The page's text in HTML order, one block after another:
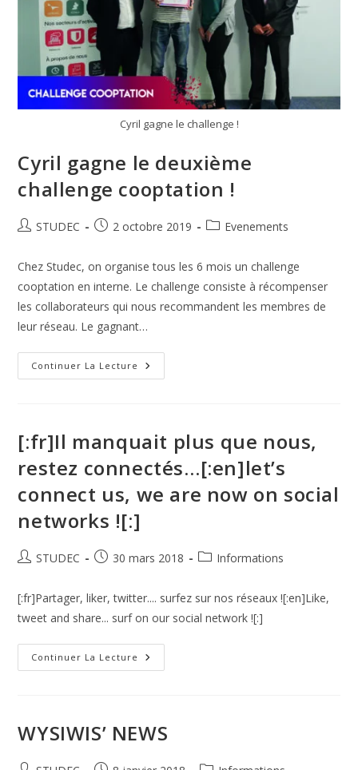
Cyril gagne le challenge !
Cyril gagne le deuxième
challenge cooptation !
STUDEC 2 octobre 2019 Evenements
Chez Studec, on organise tous les 6 mois un challenge
cooptation en interne. Le challenge consiste à récompenser
les collaborateurs qui nous recommandent les membres de
leur réseau. Le gagnant…
Continuer La Lecture
[:fr]Il manquait plus que nous,
restez connectés…[:en]let’s
connect us, we are now on social
networks ![:]
STUDEC 30 mars 2018 Informations
[:fr]Partager, liker, twitter.... surfez sur nos réseaux ![:en]Like,
tweet and share... surf on our social network ![:]
Continuer La Lecture
WYSIWIS’ NEWS